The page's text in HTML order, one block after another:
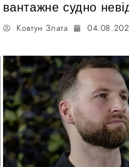
вантажне судно
Ковтун Злата